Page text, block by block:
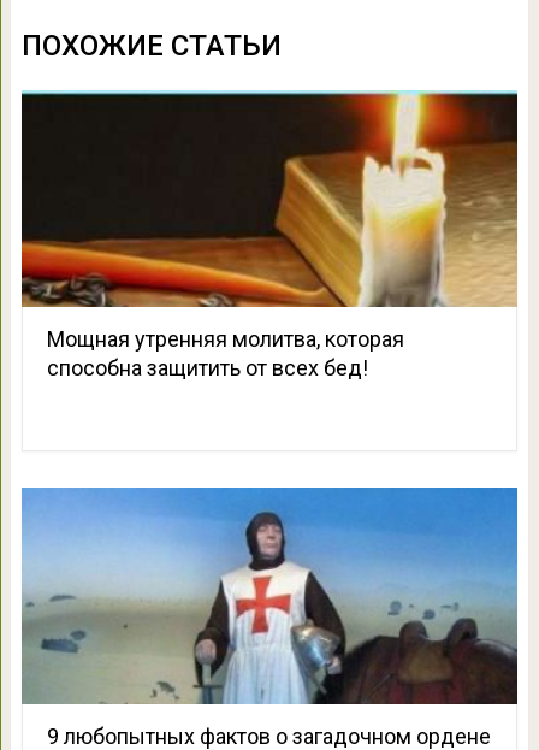
ПОХОЖИЕ СТАТЬИ
Мощная утренняя молитва, которая
способна защитить от всех бед!
9 любопытных фактов о загадочном ордене